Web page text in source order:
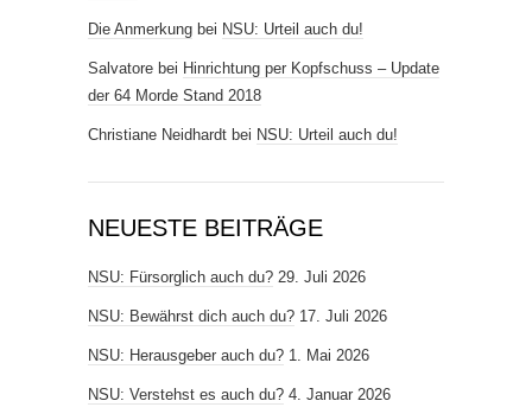
Die Anmerkung bei NSU: Urteil auch du!
Salvatore bei Hinrichtung per Kopfschuss – Update
der 64 Morde Stand 2018
Christiane Neidhardt bei NSU: Urteil auch du!
NEUESTE BEITRÄGE
NSU: Fürsorglich auch du? 29. Juli 2026
NSU: Bewährst dich auch du? 17. Juli 2026
NSU: Herausgeber auch du? 1. Mai 2026
NSU: Verstehst es auch du? 4. Januar 2026